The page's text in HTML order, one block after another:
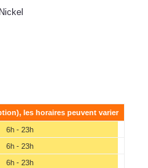
les horaires peuvent varier
6h - 23h
6h - 23h
6h - 23h